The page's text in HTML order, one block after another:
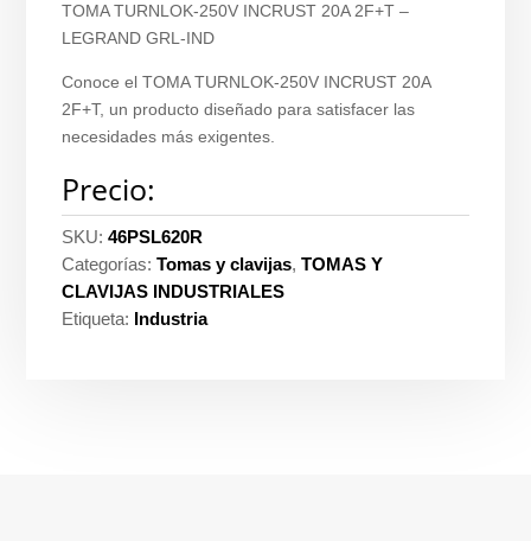
TOMA TURNLOK-250V INCRUST 20A 2F+T –
LEGRAND GRL-IND
Conoce el TOMA TURNLOK-250V INCRUST 20A
2F+T, un producto diseñado para satisfacer las
necesidades más exigentes.
Precio:
SKU:46PSL620R
Categorías:Tomas y clavijas,TOMAS Y
CLAVIJAS INDUSTRIALES
Etiqueta: Industria